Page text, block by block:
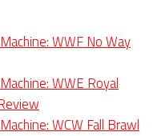
WWF No Way
WWE Royal
WCW Fall Brawl